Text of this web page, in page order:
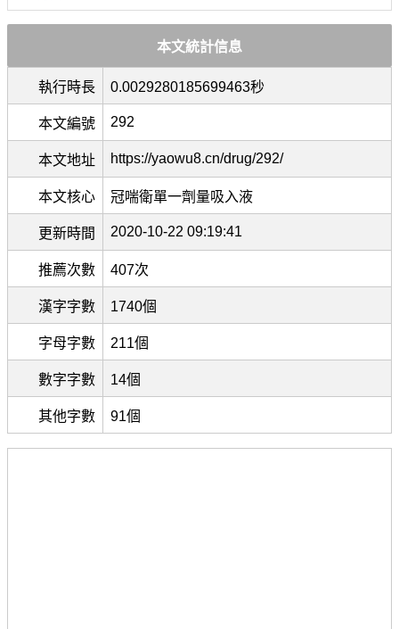
本文統計信息
執行時長 0.0029280185699463秒
本文編號 292
本文地址 https://yaowu8.cn/drug/292/
本文核心 冠喘衛單一劑量吸入液
更新時間 2020-10-22 09:19:41
推薦次數 407次
漢字字數 1740個
字母字數 211個
數字字數 14個
其他字數 91個